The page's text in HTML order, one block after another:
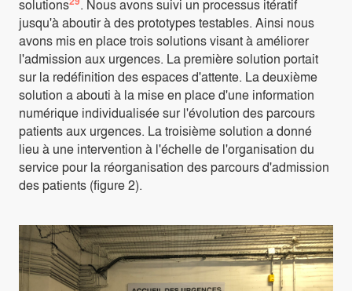
solutions
. Nous avons suivi un processus itératif
jusqu'à aboutir à des prototypes testables. Ainsi nous
avons mis en place trois solutions visant à améliorer
l'admission aux urgences. La première solution portait
sur la redéfinition des espaces d'attente. La deuxième
solution a abouti à la mise en place d'une information
numérique individualisée sur l'évolution des parcours
patients aux urgences. La troisième solution a donné
lieu à une intervention à l'échelle de l'organisation du
service pour la réorganisation des parcours d'admission
des patients (figure 2).